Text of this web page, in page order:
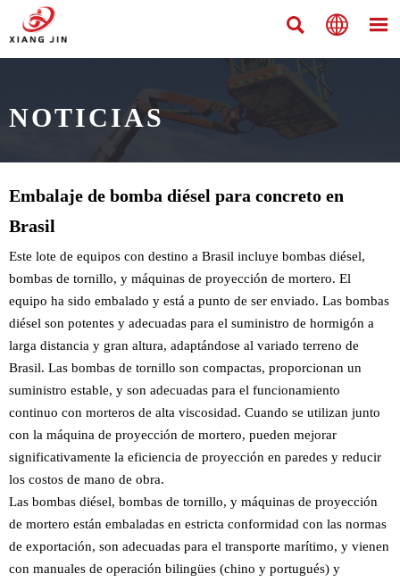
  
NOTICIAS
Embalaje de bomba diésel para concreto en
Brasil
Este lote de equipos con destino a Brasil incluye bombas diésel,
bombas de tornillo, y máquinas de proyección de mortero. El
equipo ha sido embalado y está a punto de ser enviado. Las bombas
diésel son potentes y adecuadas para el suministro de hormigón a
larga distancia y gran altura, adaptándose al variado terreno de
Brasil. Las bombas de tornillo son compactas, proporcionan un
suministro estable, y son adecuadas para el funcionamiento
continuo con morteros de alta viscosidad. Cuando se utilizan junto
con la máquina de proyección de mortero, pueden mejorar
significativamente la eficiencia de proyección en paredes y reducir
los costos de mano de obra.
Las bombas diésel, bombas de tornillo, y máquinas de proyección
de mortero están embaladas en estricta conformidad con las normas
de exportación, son adecuadas para el transporte marítimo, y vienen
con manuales de operación bilingües (chino y portugués) y